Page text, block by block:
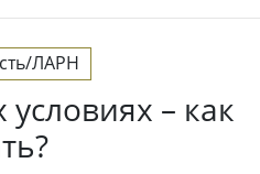
ЛАРН
– как